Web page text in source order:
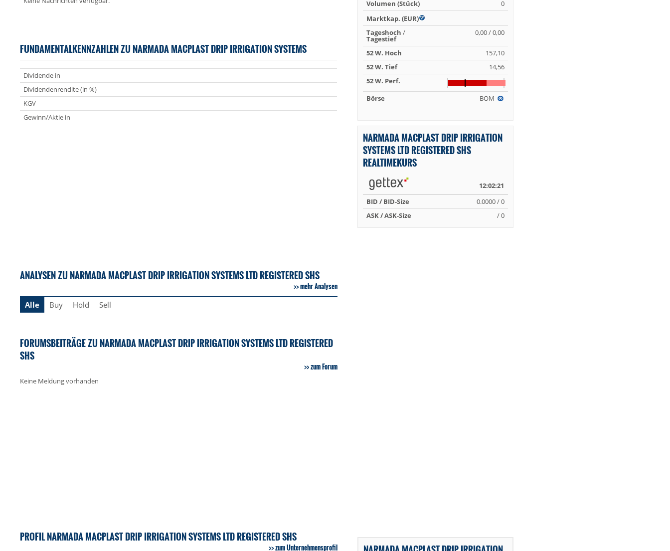
FUNDAMENTALKENNZAHLEN ZU NARMADA MACPLAST DRIP IRRIGATION SYSTEMS
Dividende in
Dividendenrendite (in %)
KGV
Gewinn/Aktie in
ANALYSEN ZU NARMADA MACPLAST DRIP IRRIGATION SYSTEMS LTD REGISTERED SHS
mehr Analysen
Alle
Buy Hold Sell
FORUMSBEITRÄGE ZU NARMADA MACPLAST DRIP IRRIGATION SYSTEMS LTD REGISTERED
SHS
zum Forum
Keine Meldung vorhanden
PROFIL NARMADA MACPLAST DRIP IRRIGATION SYSTEMS LTD REGISTERED SHS
zum Unternehmensprofil
Volumen (Stück)
0
Marktkap. (EUR)
Tageshoch /
Tagestief
0,00 / 0,00
52 W. Hoch
157,10
52 W. Tief
14,56
52 W. Perf.
Börse
BOM
NARMADA MACPLAST DRIP IRRIGATION
SYSTEMS LTD REGISTERED SHS
REALTIMEKURS
12:02:21
BID / BID-Size
0.0000 / 0
ASK / ASK-Size
/ 0